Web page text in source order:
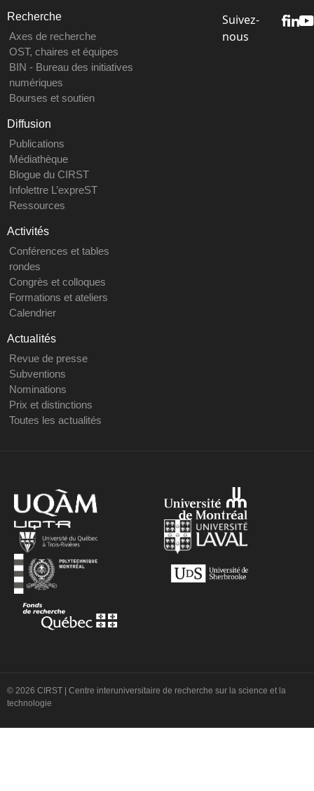
Recherche
Axes de recherche
OST, chaires et équipes
BIN - Bureau des initiatives
numériques
Bourses et soutien
Diffusion
Publications
Médiathèque
Blogue du CIRST
Infolettre L’expreST
Ressources
Activités
Conférences et tables
rondes
Congrès et colloques
Formations et ateliers
Calendrier
Actualités
Revue de presse
Subventions
Nominations
Prix et distinctions
Toutes les actualités
Suivez-
nous
© 2026 CIRST | Centre interuniversitaire de recherche sur la science et la
technologie